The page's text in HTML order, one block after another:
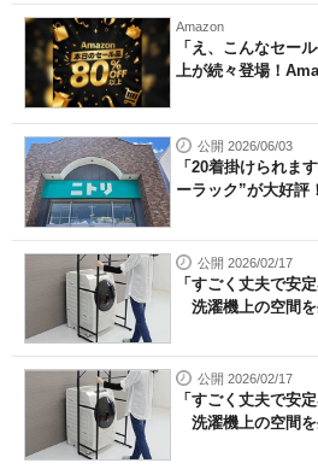
電子設計の基本と応用
エネルギーの専門メディア
建設×テクノロジーの最前線
ちょっと気になるネットの話題
Amazon
「え、こんなセー
上が続々登場！
公開 2026/06/03
「20着掛けられま
ーラック”が大好
公開 2026/02/17
「すごく丈夫で安
洗濯機上の空間
公開 2026/02/17
「すごく丈夫で安
洗濯機上の空間